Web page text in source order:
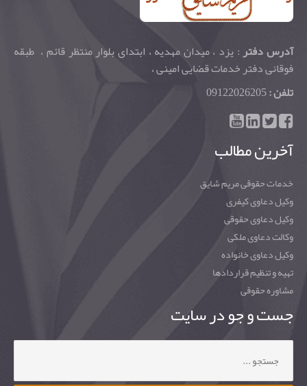
آدرس دفتر: یزد ، میدان مهدیه ، ابتدای بلوار منتظر قائم ، طبقه
فوقانی دفتر خدمات قضایی امینی ،
تلفن :09122026205
آخرین مطالب
خدمات حقوقی مریم شایق
وکیل دعاوی کیفری
وکیل دعاوی حقوقی
وکالت دعاوی ملکی
وکیل دعاوی خانواده
تهیه و تنظیم قراردادها
مشاوره حقوقی
جست و جو در سایت
برای: